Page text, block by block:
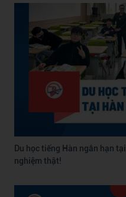
Du học tiếng Hàn ngắn hạn
nghiệm thật!